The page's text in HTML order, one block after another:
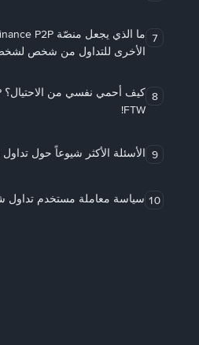
7
الأخرى للتداول من شخص
8
FTW!
9 الأسئلة الأكثر شيوعاً حول تداول Binance شخص لشخص
10 سياسة معاملة مستخدم